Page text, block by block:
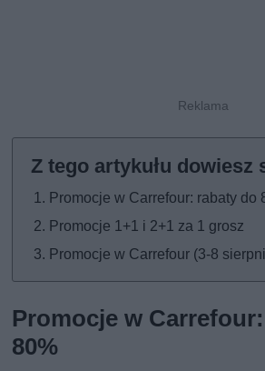
Promocje w Carrefour: rabaty do
Promocje 1+1 i 2+1 za 1 grosz
Promocje w Carrefour (3-8
Promocje w
80%